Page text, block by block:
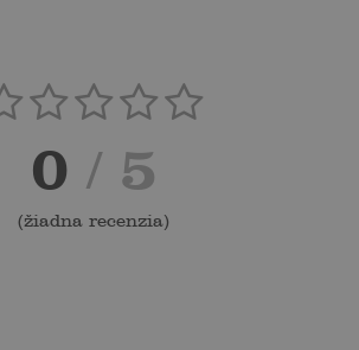
0 / 5
(žiadna recenzia)